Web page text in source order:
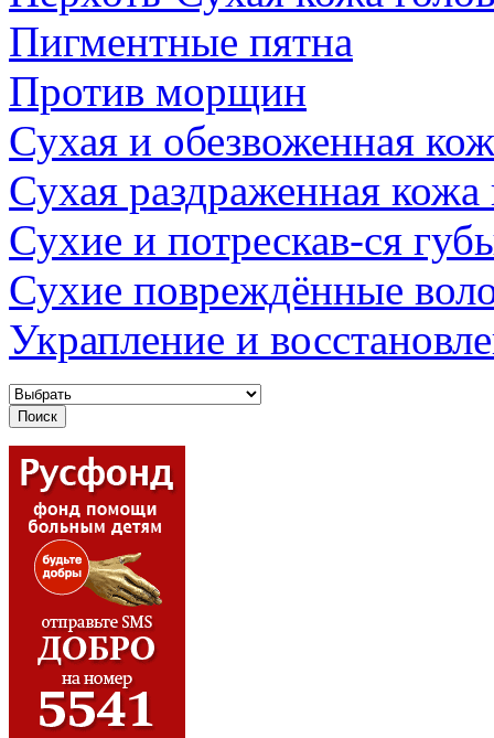
Пигментные пятна
Против морщин
Сухая и обезвоженная
Сухая раздраженная кожа
Сухие и потрескав-ся
Сухие повреждённые
Украпление и